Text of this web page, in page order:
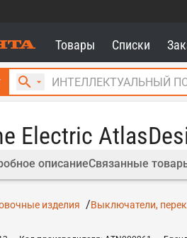
Товары Списки
Electric
описаниеСвязанные
изделия Выключатели,